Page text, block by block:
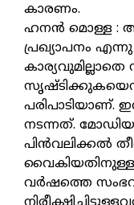
കാരണം.
ഹനന്‍ മൊള്ള :
പ്രഖ്യാപനം
നടന്നത്.
പിന്‍വലിക്കല്‍
വര്‍ഷത്തെ